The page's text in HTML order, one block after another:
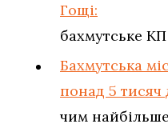
Гощі:
бахмутське
Бахмутська
понад 5 тисяч
чим